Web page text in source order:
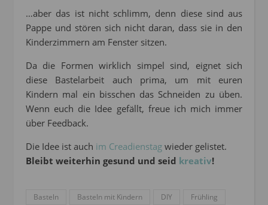
…aber das ist nicht schlimm, denn diese sind aus
Pappe und stören sich nicht daran, dass sie in den
Kinderzimmern am Fenster sitzen.
Da die Formen wirklich simpel sind, eignet sich
diese Bastelarbeit auch prima, um mit euren
Kindern mal ein bisschen das Schneiden zu üben.
Wenn euch die Idee gefällt, freue ich mich immer
über Feedback.
Die Idee ist auch im Creadienstag wieder gelistet.
Bleibt weiterhin gesund und seid kreativ!
Basteln Basteln mit Kindern DIY
Frühling